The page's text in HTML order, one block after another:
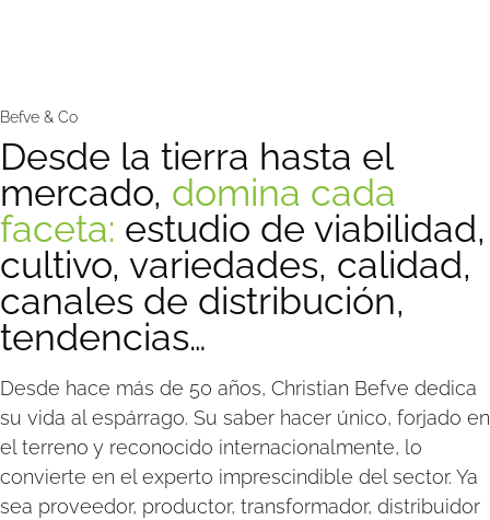
Befve & Co
Desde la tierra hasta el
mercado, domina cada
faceta: estudio de viabilidad,
cultivo, variedades, calidad,
canales de distribución,
tendencias…
Desde hace más de 50 años, Christian Befve dedica
su vida al espárrago. Su saber hacer único, forjado en
el terreno y reconocido internacionalmente, lo
convierte en el experto imprescindible del sector. Ya
sea proveedor, productor, transformador, distribuidor